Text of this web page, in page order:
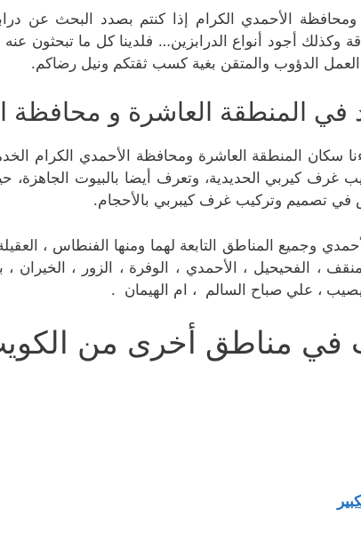
ومحافظة الأحمدي الكرام إذا كنتم بصدد البحث عن
وكذلك أجود أنواع الدرابزين… فلدينا كل ما تبحثون
الدؤوب والمتقن بغية كسب ثقتكم ونيل رضاكم.
المنطقة العاشرة و محافظة
سكان المنطقة العاشرة ومحافظة الأحمدي الكرام
غرف كيربي الحديدية، وتعرف أيضا بالبيوت الجاهزة،
تصميم وتركيب غرف كيبربي بالأحجام.
وجميع المناطق التابعة لهما ومنها الفنطاس ، العقيلة
، الفحيحيل ، الأحمدي ، الوفرة ، الزور ، الخيران ،
، علي صباح السالم ، ام الهيمان .
في مناطق أخرى من